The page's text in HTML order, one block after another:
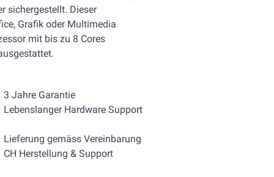
sichergestellt. Dieser
Grafik oder Multimedia
mit bis zu 8 Cores
3 Jahre Garantie
Lebenslanger Hardware Support
Lieferung gemäss Vereinbarung
CH Herstellung & Support